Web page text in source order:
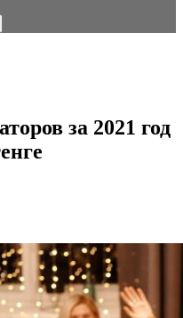
за 2021 год